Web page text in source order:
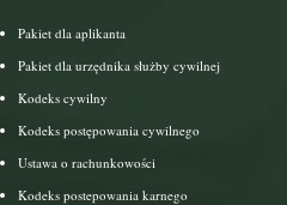
Pakiet dla aplikanta
Pakiet dla urzędnika służby cywilnej
Kodeks cywilny
Kodeks postępowania cywilnego
Ustawa o rachunkowości
Kodeks postepowania karnego